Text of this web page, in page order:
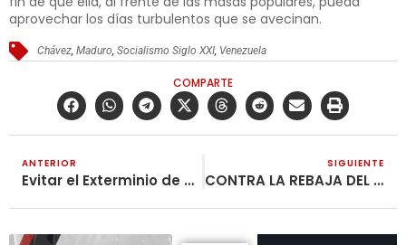
aprovechar los días turbulentos que se avecinan.
Chávez,Maduro,Socialismo Siglo XXI, Venezuela
COMPARTE
ANTERIOR
Evitar el Exterminio de Marcha Patriótica con la Movilización Revolucionaria
SIGUIENTE
CONTRA LA REBAJA DEL SALARIO: ORGANIZACIÓN, MOVILIZACIÓN Y LUCHA